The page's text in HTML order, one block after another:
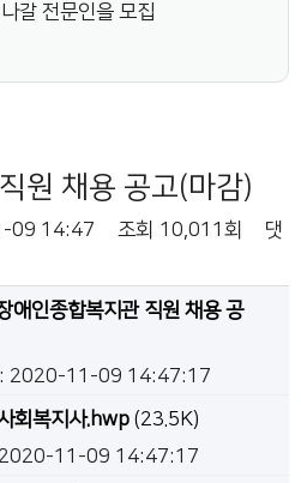
갈 전문인을 모집
원 채용 공고(마감)
09 14:47 조회 10,011회
댓
인종합복지관 직원 채용 공
: 2020-11-09 14:47:17
회복지사.hwp (23.5K)
2020-11-09 14:47:17